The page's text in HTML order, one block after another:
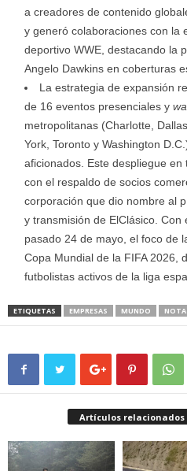
a creadores de contenido
y generó colaboraciones con la
deportivo WWE, destacando la
Angelo Dawkins en coberturas
La estrategia de expansión
de 16 eventos presenciales y
metropolitanas (Charlotte,
York, Toronto y Washington
aficionados. Este despliegue
con el respaldo de socios
corporación que dio nombre al
y transmisión de ElClásico.
pasado 24 de mayo, el foco de
Copa Mundial de la FIFA 2026,
futbolistas activos de la liga
ETIQUETAS EMPRESAS MUNDO
Artículos relacionados